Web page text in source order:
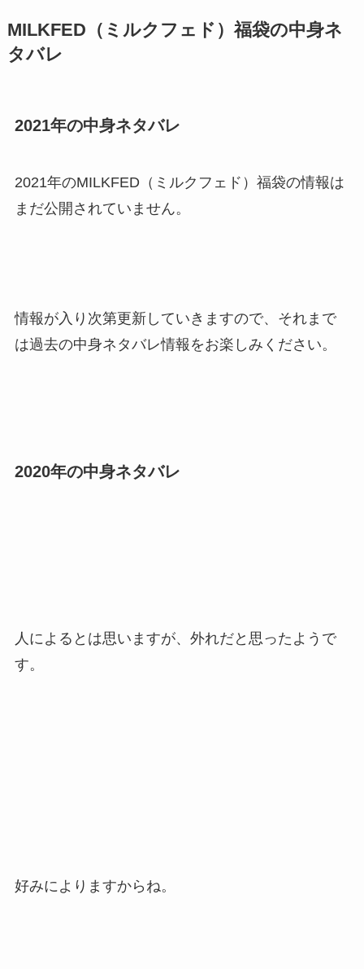
MILKFED（ミルクフェド）福袋の中身ネ
タバレ
2021年の中身ネタバレ
2021年のMILKFED（ミルクフェド）福袋の情報は
まだ公開されていません。
情報が入り次第更新していきますので、それまで
は過去の中身ネタバレ情報をお楽しみください。
2020年の中身ネタバレ
人によるとは思いますが、外れだと思ったようで
す。
好みによりますからね。